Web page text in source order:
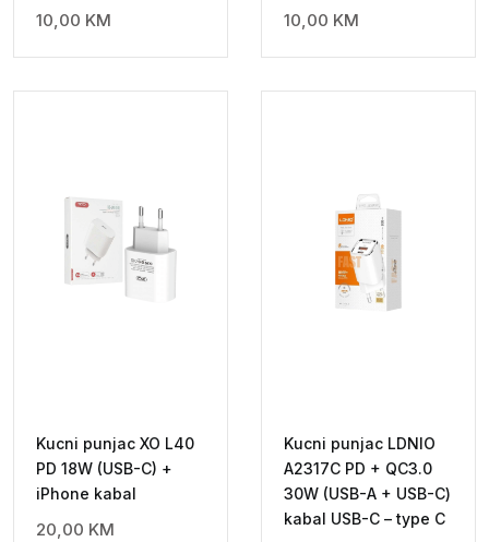
10,00 KM 10,00 KM
Kucni punjac XO L40
PD 18W (USB-C) +
iPhone kabal
20,00 KM
Kucni punjac LDNIO
A2317C PD + QC3.0
30W (USB-A + USB-C)
kabal USB-C – type C